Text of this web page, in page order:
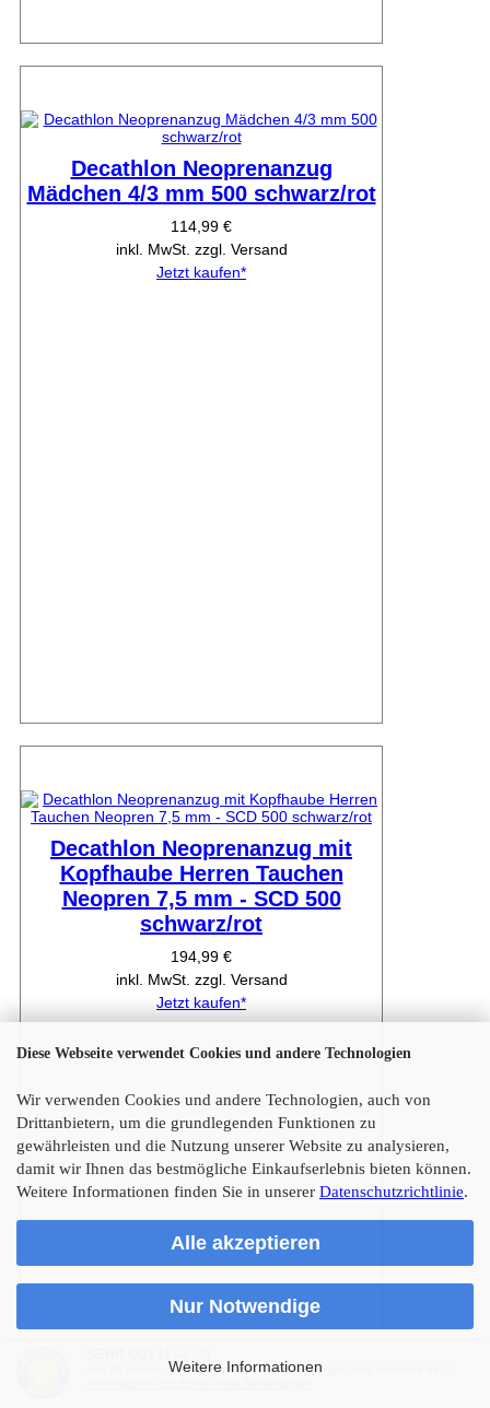
Diese Webseite verwendet Cookies und andere Technologien
Wir verwenden Cookies und andere Technologien, auch von
Drittanbietern, um die grundlegenden Funktionen zu
gewährleisten und die Nutzung unserer Website zu analysieren,
damit wir Ihnen das bestmögliche Einkaufserlebnis bieten können.
Weitere Informationen finden Sie in unserer Datenschutzrichtlinie.
Alle akzeptieren
Nur Notwendige
Weitere Informationen
Decathlon Neoprenanzug
Mädchen 4/3 mm 500 schwarz/rot
114,99 €
inkl. MwSt. zzgl. Versand
Jetzt kaufen*
Decathlon Neoprenanzug mit
Kopfhaube Herren Tauchen
Neopren 7,5 mm - SCD 500
schwarz/rot
194,99 €
inkl. MwSt. zzgl. Versand
Jetzt kaufen*
Bewertungen bei: shopauskunft.de, google.com, shopvote.de ⓘ